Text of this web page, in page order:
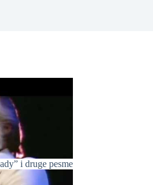
i druge pesme